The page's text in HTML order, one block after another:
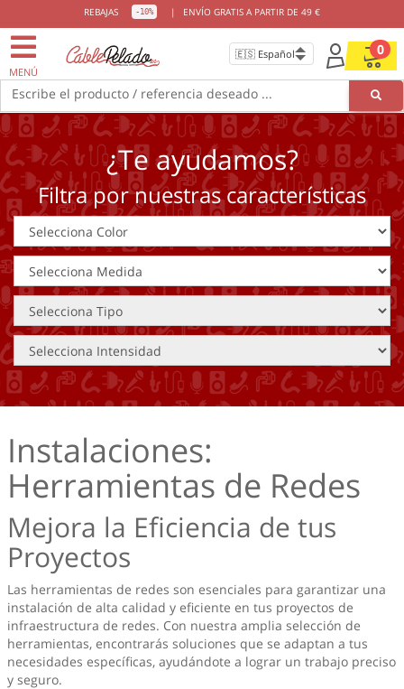
REBAJAS -10% | ENVÍO GRATIS A PARTIR DE 49 €
MENÚ
0
Escribe el producto / referencia deseado ...
¿Te ayudamos?
Filtra por nuestras características
Instalaciones:
Herramientas de Redes
Mejora la Eficiencia de tus
Proyectos
Las herramientas de redes son esenciales para garantizar una
instalación de alta calidad y eficiente en tus proyectos de
infraestructura de redes. Con nuestra amplia selección de
herramientas, encontrarás soluciones que se adaptan a tus
necesidades específicas, ayudándote a lograr un trabajo preciso
y seguro.